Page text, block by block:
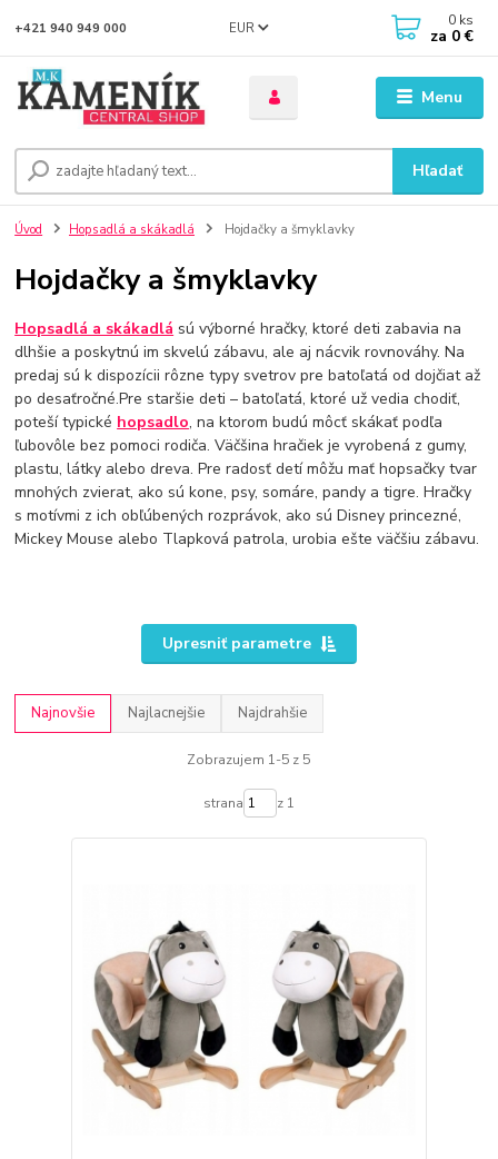
Menu
EUR
Hľadať
+421 940 949 000 0 ks
za 0 €
Úvod Hopsadlá a skákadlá Hojdačky a šmyklavky
Hojdačky a šmyklavky
Hopsadlá a skákadlá sú výborné hračky, ktoré deti zabavia na
dlhšie a poskytnú im skvelú zábavu, ale aj nácvik rovnováhy. Na
predaj sú k dispozícii rôzne typy svetrov pre batoľatá od dojčiat až
po desaťročné.Pre staršie deti – batoľatá, ktoré už vedia chodiť,
poteší typické hopsadlo, na ktorom budú môcť skákať podľa
ľubovôle bez pomoci rodiča. Väčšina hračiek je vyrobená z gumy,
plastu, látky alebo dreva. Pre radosť detí môžu mať hopsačky tvar
mnohých zvierat, ako sú kone, psy, somáre, pandy a tigre. Hračky
s motívmi z ich obľúbených rozprávok, ako sú Disney princezné,
Mickey Mouse alebo Tlapková patrola, urobia ešte väčšiu zábavu.
Upresniť parametre
Najnovšie Najlacnejšie Najdrahšie
Zobrazujem 1-5 z 5
strana z 1